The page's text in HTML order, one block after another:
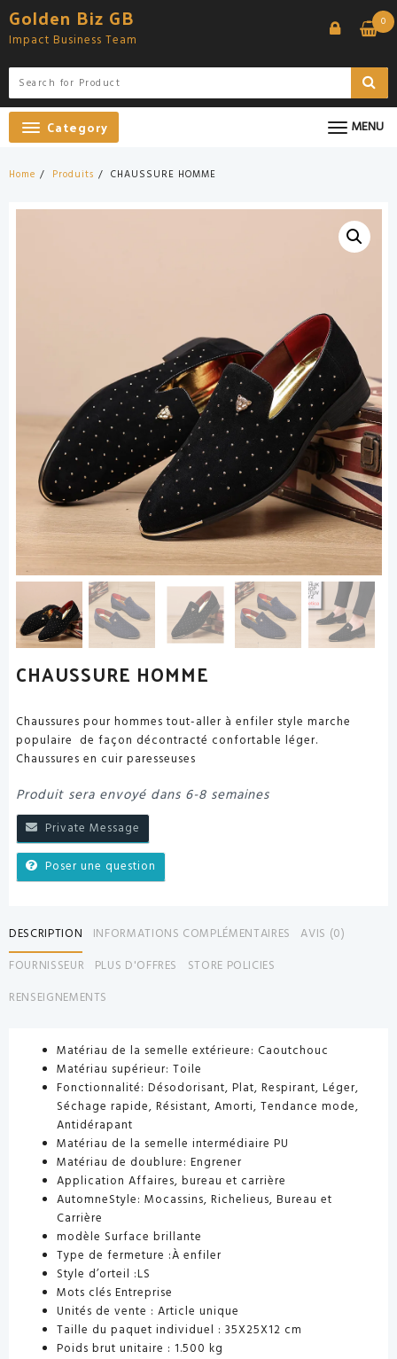
Skip
to
content
Golden Biz GB
Impact Business Team
0
Category MENU
Home Produits CHAUSSURE HOMME
CHAUSSURE HOMME
Chaussures pour hommes tout-aller à enfiler style marche
populaire de façon décontracté confortable léger.
Chaussures en cuir paresseuses
Produit sera envoyé dans 6-8 semaines
Private Message
Poser une question
DESCRIPTION INFORMATIONS COMPLÉMENTAIRES
AVIS (0)
FOURNISSEUR
PLUS D'OFFRES
STORE POLICIES
RENSEIGNEMENTS
Matériau de la semelle extérieure: Caoutchouc
Matériau supérieur: Toile
Fonctionnalité: Désodorisant, Plat, Respirant, Léger,
Séchage rapide, Résistant, Amorti, Tendance mode,
Antidérapant
Matériau de la semelle intermédiaire PU
Matériau de doublure: Engrener
Application Affaires, bureau et carrière
AutomneStyle: Mocassins, Richelieus, Bureau et
Carrière
modèle Surface brillante
Type de fermeture :À enfiler
Style d’orteil :LS
Mots clés Entreprise
Unités de vente : Article unique
Taille du paquet individuel : 35X25X12 cm
Poids brut unitaire : 1.500 kg